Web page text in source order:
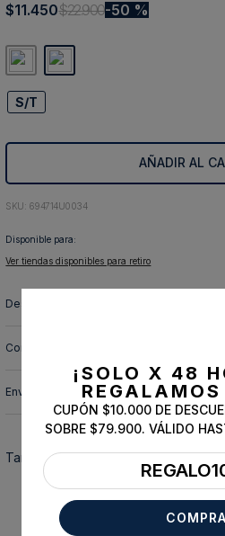
$11.450$22.900 50 %
S/T
AÑADIR AL
: 694714U0034
Disponible para:
Ver tiendas disponibles para retiro
Descripción y cuidado de la prenda
Composición
Envíos, cambios y devoluciones
También te podría interesar
¡SOLO X 48
CUPÓN $10.000 DE
SOBRE $79.900. VÁLIDO
5.
chaqueta cuero
7.
blazer
8.